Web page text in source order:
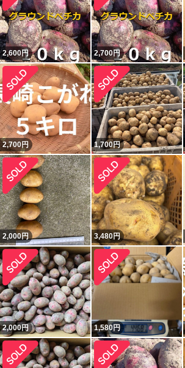
2,600円 2,700円
2,700円 1,700円
2,000円 3,480円
2,000円 1,580円